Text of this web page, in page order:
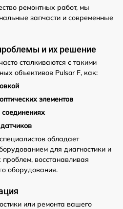
ремонтных работ, мы
запчасти и современные
и их решение
сталкиваются с такими
объективов Pulsar F, как:
элементов
обладает
для диагностики и
проблем, восстанавливая
оборудования.
или ремонта вашего